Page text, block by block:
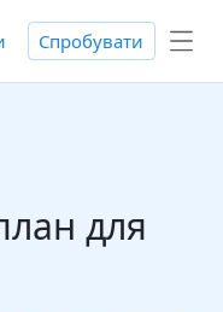
Спробувати
для